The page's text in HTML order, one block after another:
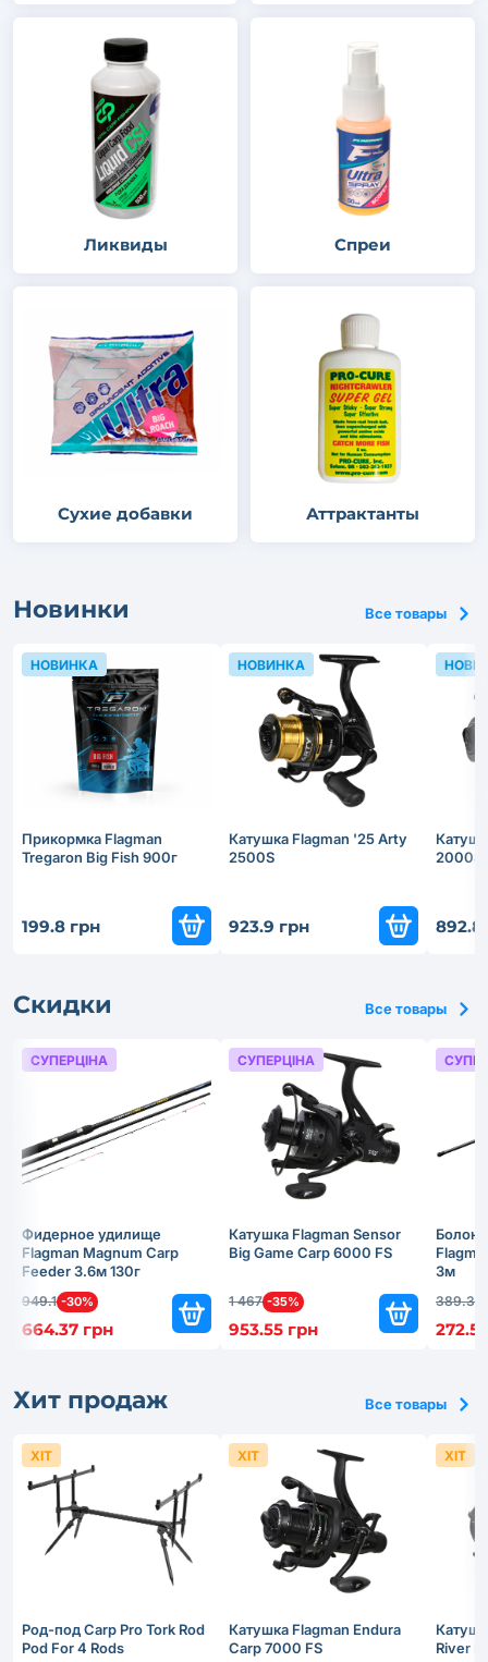
Ликвиды Спреи
Сухие добавки Аттрактанты
Новинки Все товары
Прикормка Flagman
Tregaron Big Fish 900г
199.8 грн
НОВИНКА
Катушка Flagman '25 Arty
2500S
923.9 грн
НОВИНКА
2000S
892.8
Скидки Все товары
Фидерное удилище
Flagman Magnum Carp
Feeder 3.6м 130г
949.1 -30%
664.37 грн
СУПЕРЦІНА
Катушка Flagman Sensor
Big Game Carp 6000 FS
1 467 -35%
953.55 грн
СУПЕРЦІНА
3м
389.3
Хит продаж Все товары
Род-под Carp Pro Tork Rod
Pod For 4 Rods
ХІТ
Катушка Flagman Endura
Carp 7000 FS
ХІТ
River
ХІТ